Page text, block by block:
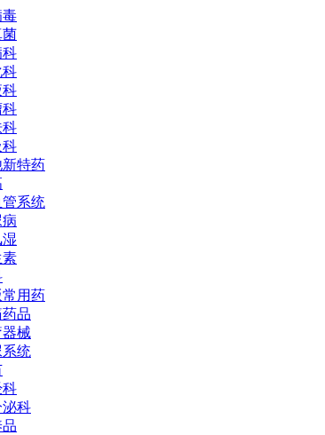
毒
菌
科
科
科
科
科
科
特药
系统
素
用药
品
器械
统
科
泌科